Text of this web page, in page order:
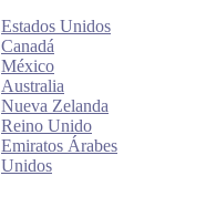
Estados Unidos
Canadá
México
Australia
Nueva Zelanda
Reino Unido
Emiratos Árabes
Unidos